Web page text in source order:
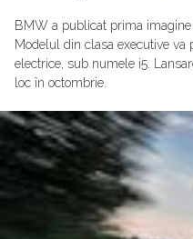
BMW a publicat prima imagine
Modelul din clasa executive
electrice, sub numele i5.
loc în octombrie.